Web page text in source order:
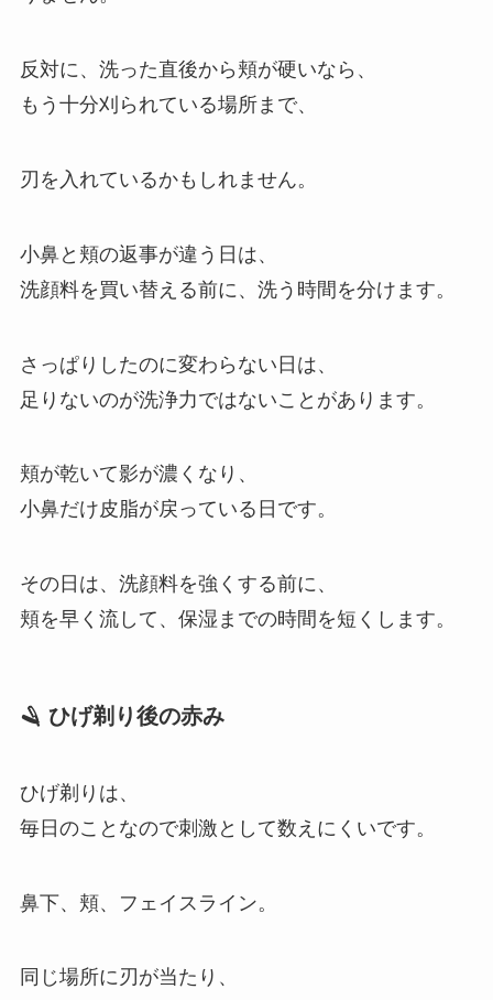
反対に、洗った直後から頬が硬いなら、
もう十分刈られている場所まで、
刃を入れているかもしれません。
小鼻と頬の返事が違う日は、
洗顔料を買い替える前に、洗う時間を分けます。
さっぱりしたのに変わらない日は、
足りないのが洗浄力ではないことがあります。
頬が乾いて影が濃くなり、
小鼻だけ皮脂が戻っている日です。
その日は、洗顔料を強くする前に、
頬を早く流して、保湿までの時間を短くします。
🪒 ひげ剃り後の赤み
ひげ剃りは、
毎日のことなので刺激として数えにくいです。
鼻下、頬、フェイスライン。
同じ場所に刃が当たり、